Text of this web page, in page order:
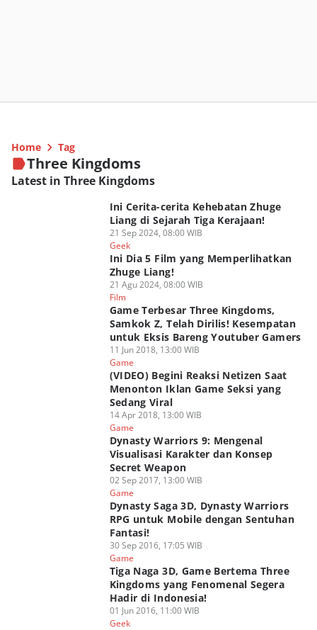
Home Tag
Three Kingdoms
Latest in Three Kingdoms
Ini Cerita-cerita Kehebatan Zhuge
Liang di Sejarah Tiga Kerajaan!
21 Sep 2024, 08:00 WIB
Geek
Ini Dia 5 Film yang Memperlihatkan
Zhuge Liang!
21 Agu 2024, 08:00 WIB
Film
Game Terbesar Three Kingdoms,
Samkok Z, Telah Dirilis! Kesempatan
untuk Eksis Bareng Youtuber Gamers
11 Jun 2018, 13:00 WIB
Game
(VIDEO) Begini Reaksi Netizen Saat
Menonton Iklan Game Seksi yang
Sedang Viral
14 Apr 2018, 13:00 WIB
Game
Dynasty Warriors 9: Mengenal
Visualisasi Karakter dan Konsep
Secret Weapon
02 Sep 2017, 13:00 WIB
Game
Dynasty Saga 3D, Dynasty Warriors
RPG untuk Mobile dengan Sentuhan
Fantasi!
30 Sep 2016, 17:05 WIB
Game
Tiga Naga 3D, Game Bertema Three
Kingdoms yang Fenomenal Segera
Hadir di Indonesia!
01 Jun 2016, 11:00 WIB
Geek